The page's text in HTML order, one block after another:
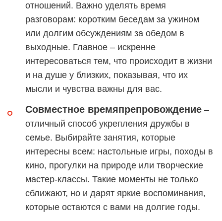
отношений. Важно уделять время
разговорам: коротким беседам за ужином
или долгим обсуждениям за обедом в
выходные. Главное – искренне
интересоваться тем, что происходит в жизни
и на душе у близких, показывая, что их
мысли и чувства важны для вас.
Совместное времяпрепровождение –
отличный способ укрепления дружбы в
семье. Выбирайте занятия, которые
интересны всем: настольные игры, походы в
кино, прогулки на природе или творческие
мастер-классы. Такие моменты не только
сближают, но и дарят яркие воспоминания,
которые остаются с вами на долгие годы.